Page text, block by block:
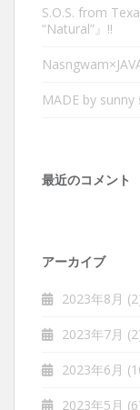
S.O.S. from
“Natural”』‼︎
MADE by sunny
最近のコメント
アーカイブ
2023年8月
2023年7月
2023年6月
2023年5月